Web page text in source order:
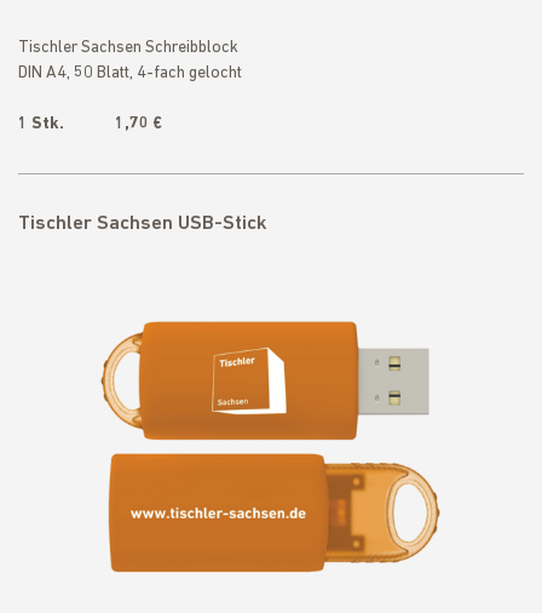
Tischler Sachsen Schreibblock
DIN A4, 50 Blatt, 4-fach gelocht
1 Stk. 1,70 €
Tischler Sachsen USB-Stick